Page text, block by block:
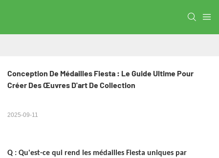
Conception De Médailles Fiesta : Le Guide Ultime Pour
Créer Des Œuvres D'art De Collection
2025-09-11
Q : Qu'est-ce qui rend les médailles Fiesta uniques par